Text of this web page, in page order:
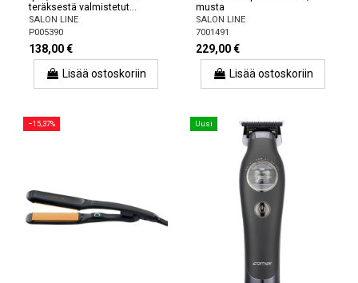
teräksestä valmistetut...
SALON LINE
P005390
138,00 €
Lisää ostoskoriin
musta
SALON LINE
7001491
229,00 €
Lisää ostoskoriin
−15,37% Uusi